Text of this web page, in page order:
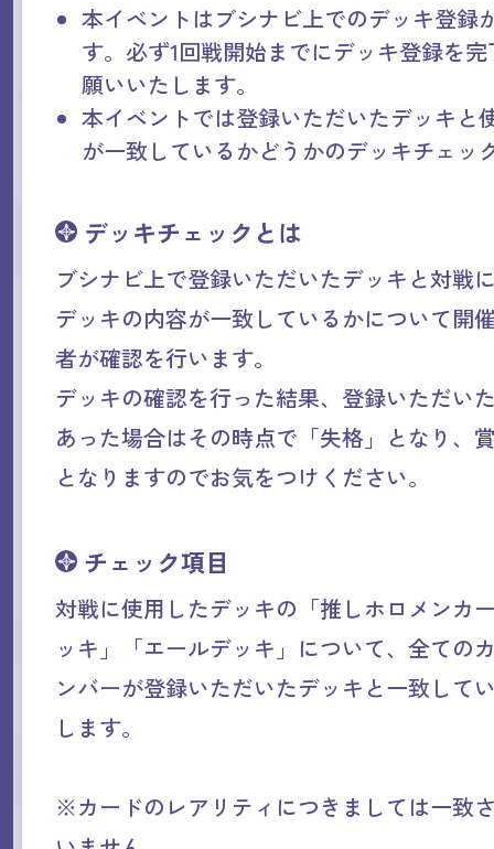
本イベントはブシナビ上でのデッキ登録
す。必ず1回戦開始までにデッキ登録を
願いいたします。
本イベントでは登録いただいたデッキと
が一致しているかどうかのデッキチェッ
デッキチェックとは
ブシナビ上で登録いただいたデッキと対戦
デッキの内容が一致しているかについて開
者が確認を行います。
デッキの確認を行った結果、登録いただい
あった場合はその時点で「失格」となり、
となりますのでお気をつけください。
チェック項目
対戦に使用したデッキの「推しホロメンカ
ッキ」「エールデッキ」について、全ての
ンバーが登録いただいたデッキと一致して
します。
※カードのレアリティにつきましては一致